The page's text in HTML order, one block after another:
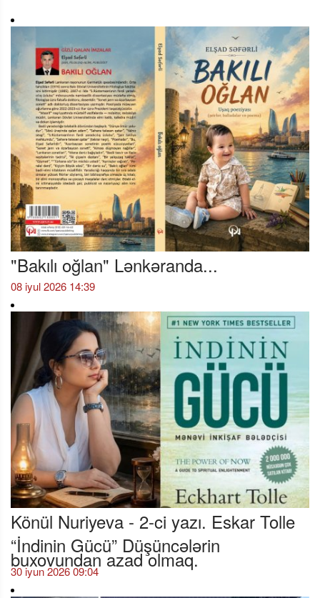
"Bakılı oğlan" Lənkəranda...
08 iyul 2026 14:39
Könül Nuriyeva - 2-ci yazı. Eskar Tolle
“İndinin Gücü” Düşüncələrin
buxovundan azad olmaq.
30 iyun 2026 09:04